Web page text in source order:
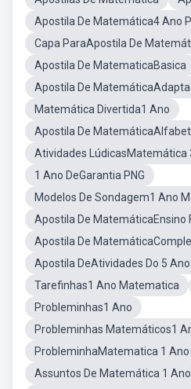
Apostila De Matemática4 Ano
Capa ParaApostila De
Apostila De MatematicaBasica
Apostila De
Matemática Divertida1 Ano
Apostila De
Atividades LúdicasMatemática
1 Ano DeGarantia PNG
Modelos De Sondagem1 Ano
Apostila De MatemáticaEnsino
Apostila De
Apostila DeAtividades Do 5 Ano
Tarefinhas1 Ano Matematica
Probleminhas1 Ano
Probleminhas Matemáticos1
ProbleminhaMatematica 1 Ano
Assuntos De Matemática 1